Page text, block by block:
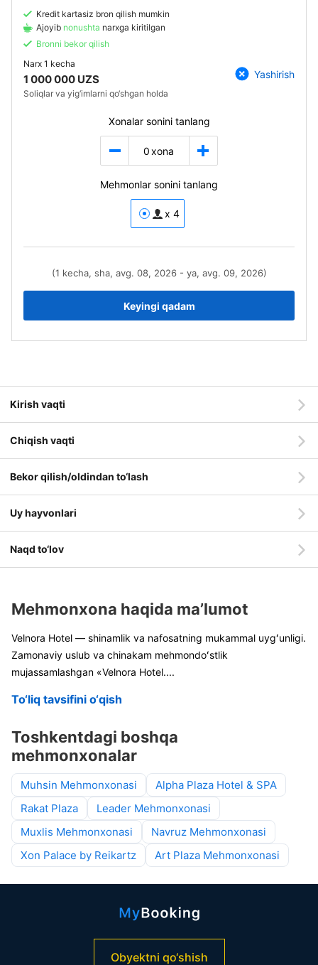
Kredit kartasiz bron qilish mumkin
Ajoyib nonushta narxga kiritilgan
Bronni bekor qilish
Narx 1 kecha
1 000 000 UZS
Soliqlar va yig‘imlarni qo‘shgan holda
Yashirish
Xonalar sonini tanlang
0 xona
Mehmonlar sonini tanlang
x 4
(1 kecha, sha, avg. 08, 2026 - ya, avg. 09, 2026)
Keyingi qadam
Kirish vaqti
Chiqish vaqti
Bekor qilish/oldindan to‘lash
Uy hayvonlari
Naqd to‘lov
Mehmonxona haqida ma’lumot
Velnora Hotel — shinamlik va nafosatning mukammal uygʻunligi.
Zamonaviy uslub va chinakam mehmondoʻstlik
mujassamlashgan «Velnora Hotel....
To‘liq tavsifini o‘qish
Toshkentdagi boshqa
mehmonxonalar
Muhsin Mehmonxonasi
Alpha Plaza Hotel & SPA
Rakat Plaza
Leader Mehmonxonasi
Muxlis Mehmonxonasi
Navruz Mehmonxonasi
Xon Palace by Reikartz
Art Plaza Mehmonxonasi
Obyektni qo‘shish